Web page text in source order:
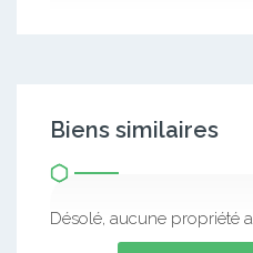
Biens similaires
Désolé, aucune propriété